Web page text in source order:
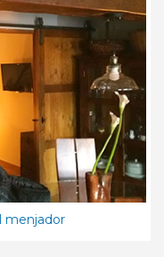
menjador